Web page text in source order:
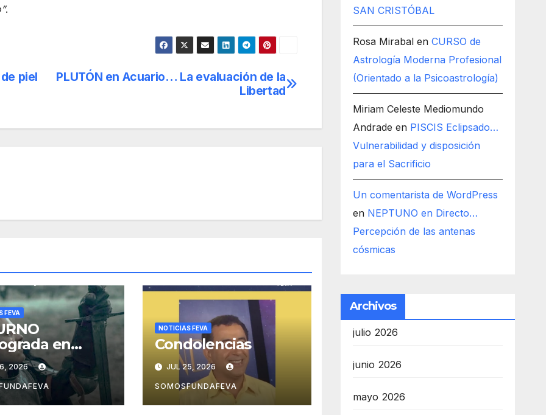
.
PLUTÓN en Acuario… La evaluación de la
Libertad
piel
FEVA
en
A revisar
acciones
y pensar
las futuras
2026
NOTICIAS FEVA
Condolencias
JUL 25, 2026
SOMOSFUNDAFEVA
SAN CRISTÓBAL
Rosa Mirabalen CURSO de
Astrología Moderna Profesional
(Orientado a la Psicoastrología)
Miriam Celeste Mediomundo
Andrade en PISCIS Eclipsado…
Vulnerabilidad y disposición
para el Sacrificio
Un comentarista de WordPress
en NEPTUNO en Directo…
Percepción de las antenas
cósmicas
Archivos
julio 2026
junio 2026
mayo 2026